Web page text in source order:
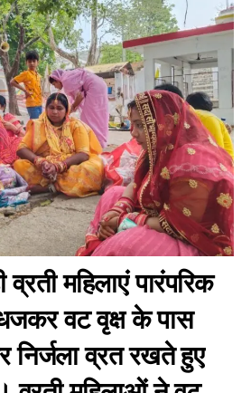
महिलाएं पारंपरिक
वट वृक्ष के पास
निर्जला व्रत रखते हुए